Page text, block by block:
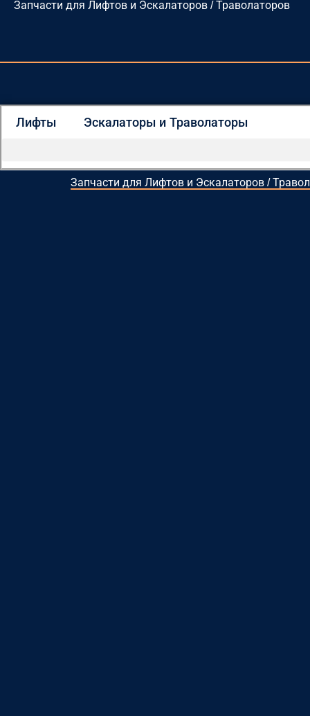
Перейти
Запчасти для Лифтов и Эскалаторов / Траволаторов
Лифты Эскалаторы и Траволаторы
Запчасти для Лифтов и Эскалаторов /